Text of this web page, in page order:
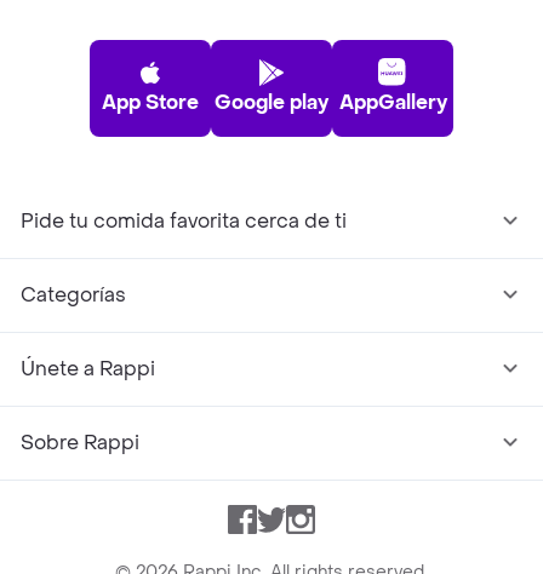
App Store Google play AppGallery
Pide tu comida favorita cerca de ti
Categorías
Únete a Rappi
Sobre Rappi
Facebook
TwitterInstagram